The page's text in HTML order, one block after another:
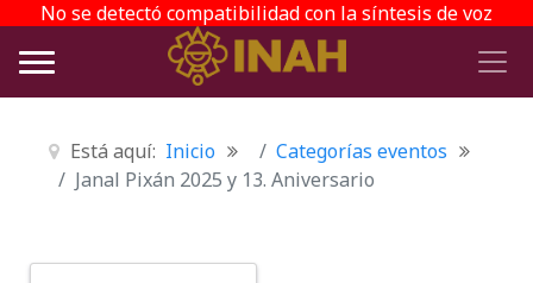
No se detectó compatibilidad con la síntesis de voz
Está aquí: Inicio
Categorías eventos
Janal Pixán 2025 y 13. Aniversario